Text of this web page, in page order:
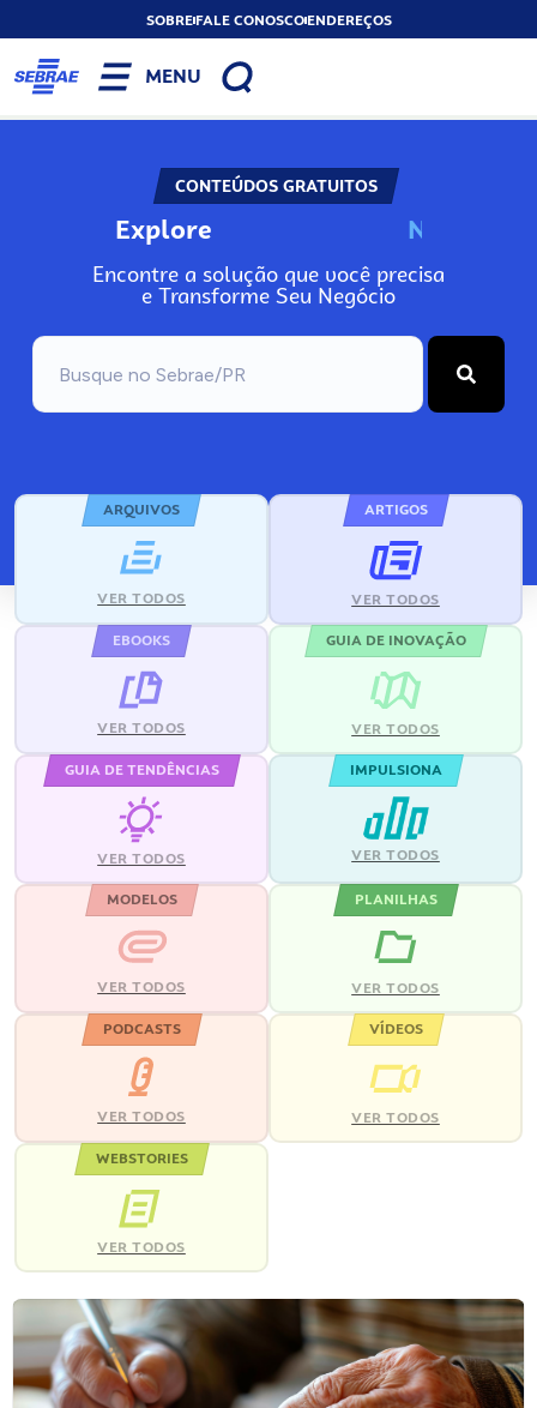
SOBREFALE CONOSCOENDEREÇOS
MENU
CONTEÚDOS GRATUITOS
Explore N
Encontre a solução que você precisa
e Transforme Seu Negócio
ARQUIVOS
VER TODOS
ARTIGOS
VER TODOS
EBOOKS
VER TODOS
GUIA DE INOVAÇÃO
VER TODOS
GUIA DE TENDÊNCIAS
VER TODOS
IMPULSIONA
VER TODOS
MODELOS
VER TODOS
PLANILHAS
VER TODOS
PODCASTS
VER TODOS
VÍDEOS
VER TODOS
WEBSTORIES
VER TODOS